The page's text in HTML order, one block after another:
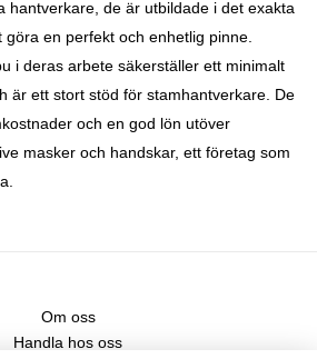
hantverkare, de är utbildade i det exakta
en perfekt och enhetlig pinne.
i deras arbete säkerställer ett minimalt
är ett stort stöd för stamhantverkare. De
och en god lön utöver
masker och handskar, ett företag som
Om oss
Handla hos oss